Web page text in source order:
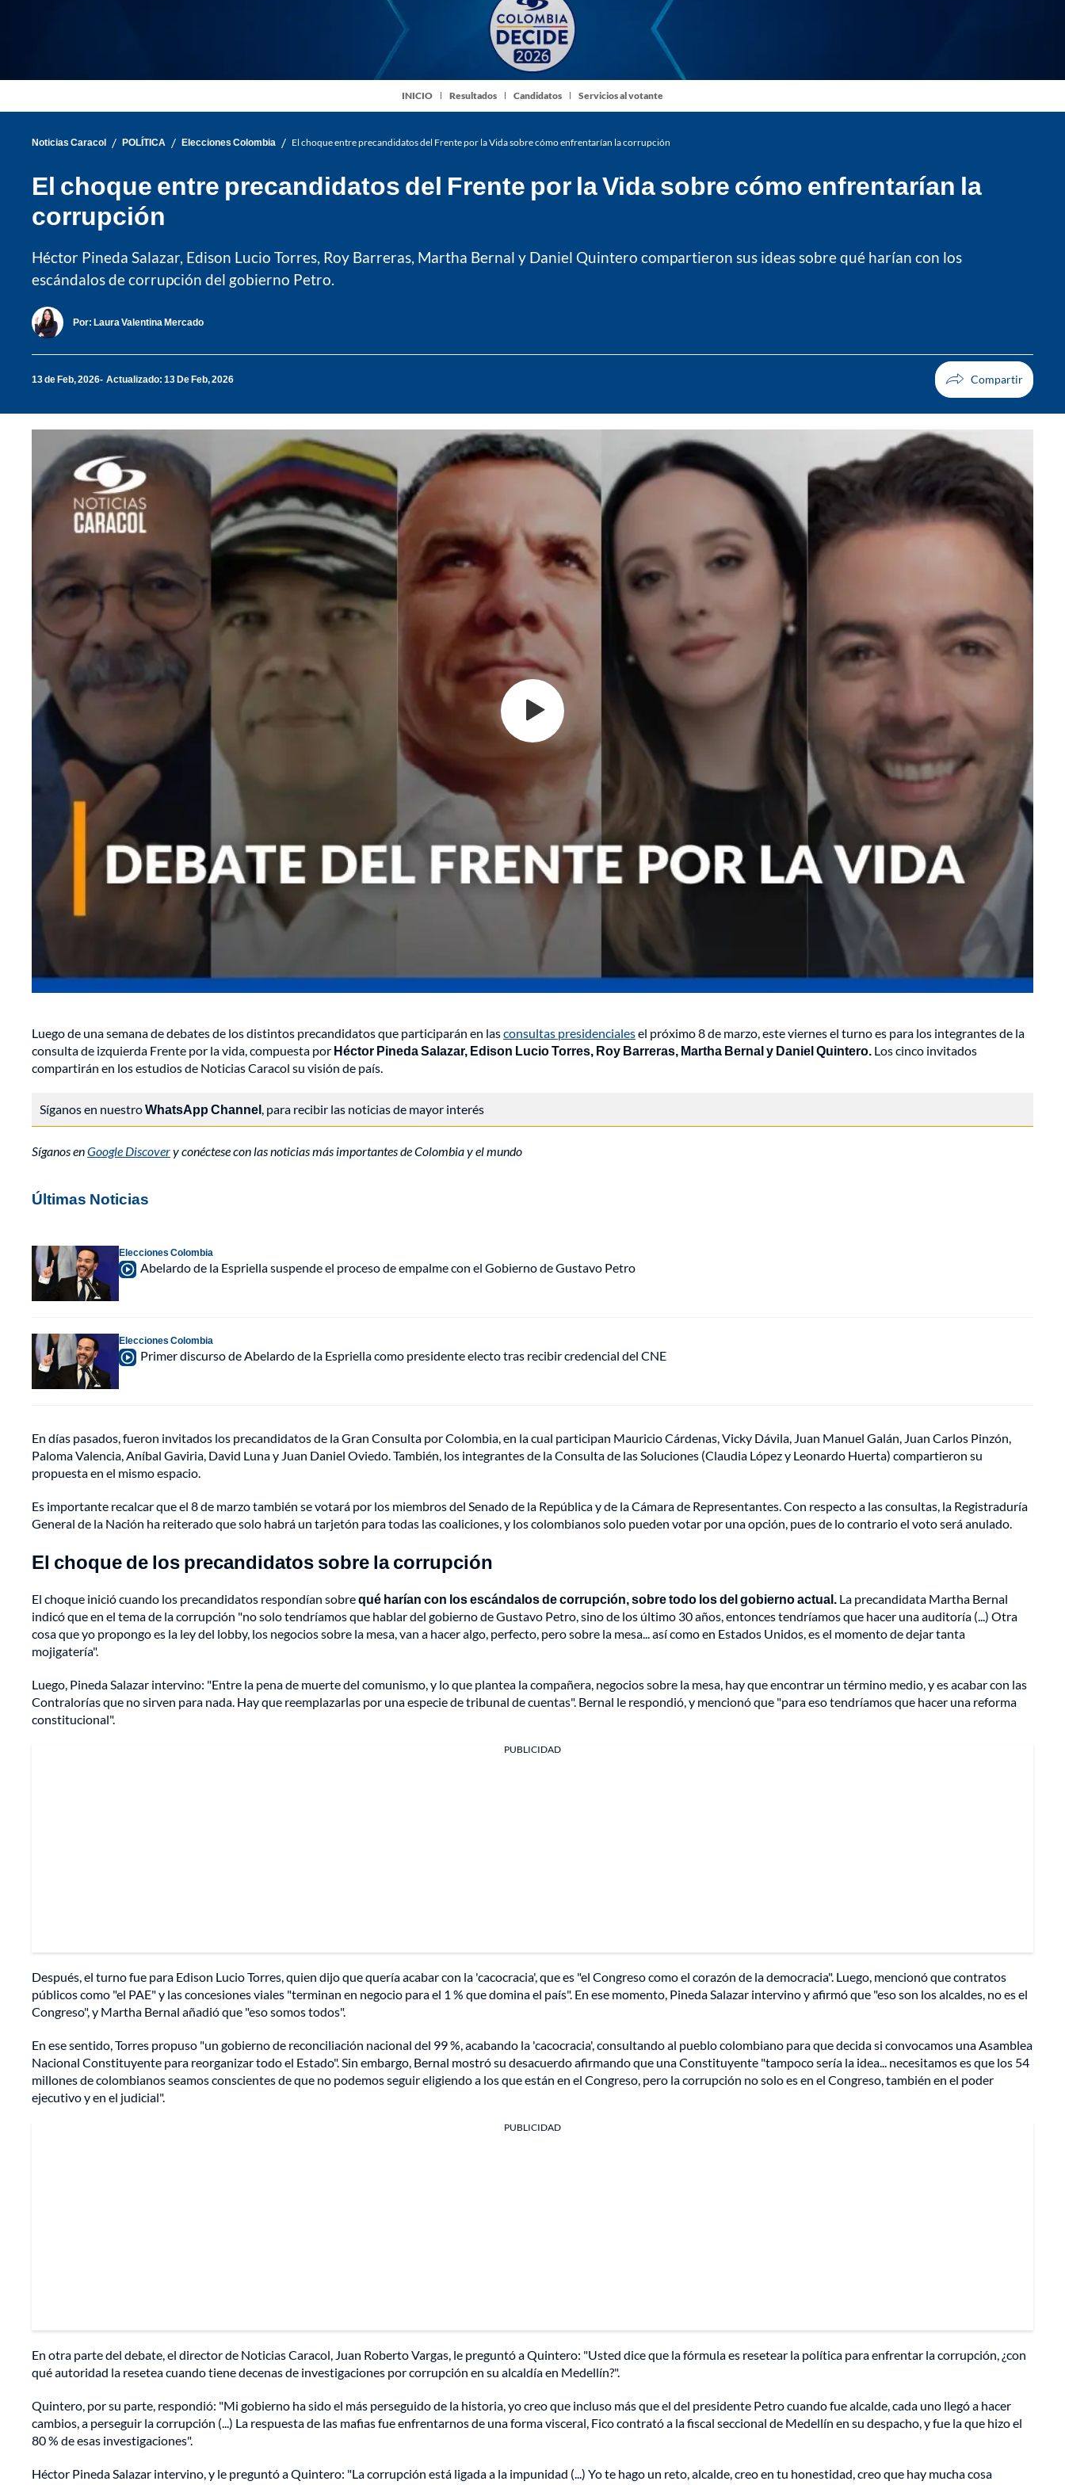
INICIO Resultados Candidatos Servicios al votante
Noticias Caracol / POLÍTICA / Elecciones Colombia / El choque entre precandidatos del Frente por la Vida sobre cómo enfrentarían la corrupción
El choque entre precandidatos del Frente por la Vida sobre cómo enfrentarían la
corrupción
Héctor Pineda Salazar, Edison Lucio Torres, Roy Barreras, Martha Bernal y Daniel Quintero compartieron sus ideas sobre qué harían con los
escándalos de corrupción del gobierno Petro.
Por: Laura Valentina Mercado
13 de Feb, 2026 Actualizado: 13 De Feb, 2026
X
Whatsapp
Copiar enlace
Telegram
LinkedIn
Luego de una semana de debates de los distintos precandidatos que participarán en lasconsultas presidencialesel próximo 8 de marzo, este viernes el turno es para los integrantes de la
consulta de izquierda Frente por la vida, compuesta por Héctor Pineda Salazar, Edison Lucio Torres, Roy Barreras, Martha Bernal y Daniel Quintero. Los cinco invitados
compartirán en los estudios de Noticias Caracol su visión de país.
Síganos en nuestroWhatsApp Channel , para recibir las noticias de mayor interés
Síganos enGoogle Discovery conéctese con las noticias más importantes de Colombia y el mundo
Últimas Noticias
Elecciones Colombia
Abelardo de la Espriella suspende el proceso de empalme con el Gobierno de Gustavo Petro
Elecciones Colombia
Primer discurso de Abelardo de la Espriella como presidente electo tras recibir credencial del CNE
En días pasados, fueron invitados los precandidatos de la Gran Consulta por Colombia, en la cual participan Mauricio Cárdenas, Vicky Dávila, Juan Manuel Galán, Juan Carlos Pinzón,
Paloma Valencia, Aníbal Gaviria, David Luna y Juan Daniel Oviedo. También, los integrantes de la Consulta de las Soluciones (Claudia López y Leonardo Huerta) compartieron su
propuesta en el mismo espacio.
Es importante recalcar que el 8 de marzo también se votará por los miembros del Senado de la República y de la Cámara de Representantes. Con respecto a las consultas, la Registraduría
General de la Nación ha reiterado que solo habrá un tarjetón para todas las coaliciones, y los colombianos solo pueden votar por una opción, pues de lo contrario el voto será anulado.
El choque de los precandidatos sobre la corrupción
El choque inició cuando los precandidatos respondían sobrequé harían con los escándalos de corrupción, sobre todo los del gobierno actual. La precandidata Martha Bernal
indicó que en el tema de la corrupción "no solo tendríamos que hablar del gobierno de Gustavo Petro, sino de los último 30 años, entonces tendríamos que hacer una auditoría (...) Otra
cosa que yo propongo es la ley del lobby, los negocios sobre la mesa, van a hacer algo, perfecto, pero sobre la mesa... así como en Estados Unidos, es el momento de dejar tanta
mojigatería".
Luego, Pineda Salazar intervino: "Entre la pena de muerte del comunismo, y lo que plantea la compañera, negocios sobre la mesa, hay que encontrar un término medio, y es acabar con las
Contralorías que no sirven para nada. Hay que reemplazarlas por una especie de tribunal de cuentas". Bernal le respondió, y mencionó que "para eso tendríamos que hacer una reforma
constitucional".
PUBLICIDAD
Después, el turno fue para Edison Lucio Torres, quien dijo que quería acabar con la 'cacocracia', que es "el Congreso como el corazón de la democracia". Luego, mencionó que contratos
públicos como "el PAE" y las concesiones viales "terminan en negocio para el 1 % que domina el país". En ese momento, Pineda Salazar intervino y afirmó que "eso son los alcaldes, no es el
Congreso", y Martha Bernal añadió que "eso somos todos".
En ese sentido, Torres propuso "un gobierno de reconciliación nacional del 99 %, acabando la 'cacocracia', consultando al pueblo colombiano para que decida si convocamos una Asamblea
Nacional Constituyente para reorganizar todo el Estado". Sin embargo, Bernal mostró su desacuerdo afirmando que una Constituyente "tampoco sería la idea... necesitamos es que los 54
millones de colombianos seamos conscientes de que no podemos seguir eligiendo a los que están en el Congreso, pero la corrupción no solo es en el Congreso, también en el poder
ejecutivo y en el judicial".
PUBLICIDAD
En otra parte del debate, el director de Noticias Caracol, Juan Roberto Vargas, le preguntó a Quintero: "Usted dice que la fórmula es resetear la política para enfrentar la corrupción, ¿con
qué autoridad la resetea cuando tiene decenas de investigaciones por corrupción en su alcaldía en Medellín?".
Quintero, por su parte, respondió: "Mi gobierno ha sido el más perseguido de la historia, yo creo que incluso más que el del presidente Petro cuando fue alcalde, cada uno llegó a hacer
cambios, a perseguir la corrupción (...) La respuesta de las mafias fue enfrentarnos de una forma visceral, Fico contrató a la fiscal seccional de Medellín en su despacho, y fue la que hizo el
80 % de esas investigaciones".
Héctor Pineda Salazar intervino, y le preguntó a Quintero: "La corrupción está ligada a la impunidad (...) Yo te hago un reto, alcalde, creo en tu honestidad, creo que hay mucha cosa